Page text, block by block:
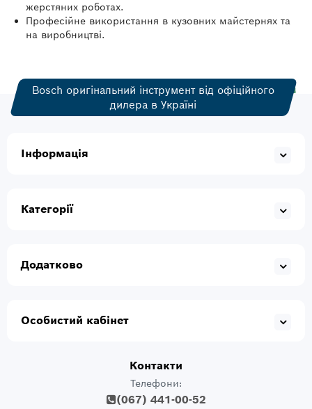
жерстяних роботах.
Професійне використання в кузовних майстернях та
на виробництві.
Bosch оригінальний інструмент від офіційного
дилера в Україні
Інформація
Категорії
Додатково
Особистий кабінет
Контакти
Телефони:
(067) 441-00-52